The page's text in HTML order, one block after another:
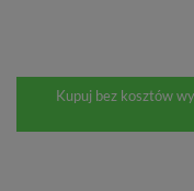
Kupuj bez kosztów